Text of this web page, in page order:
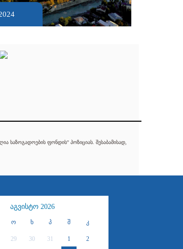
საზოგადოების ფონდის" პოზიციას. შესაბამისად,
აგვისტო 2026
ო ხ პ შ კ
29 30 31 1 2